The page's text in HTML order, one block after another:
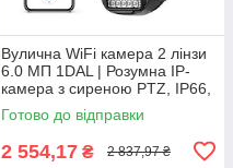
Вулична WiFi камера 2 лінзи
6.0 МП 1DAL | Розумна IP-
камера з сиреною PTZ, IP66,
APP ICSee (WS-Q206Z)
Готово до відправки
2 554,17 ₴ 2 837,97 ₴